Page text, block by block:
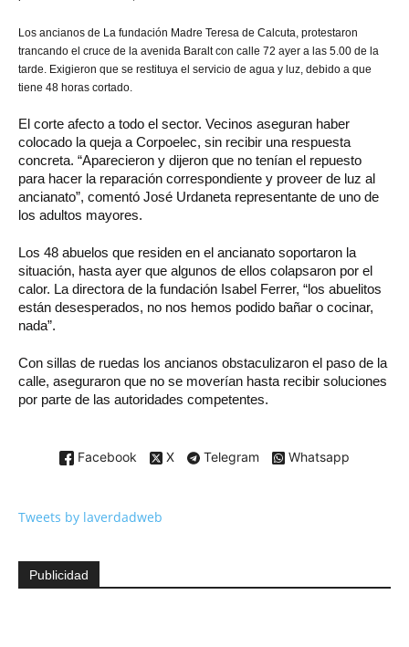
Los ancianos de La fundación Madre Teresa de Calcuta, protestaron
trancando el cruce de la avenida Baralt con calle 72 ayer a las 5.00 de la
tarde. Exigieron que se restituya el servicio de agua y luz, debido a que
tiene 48 horas cortado.
El corte afecto a todo el sector. Vecinos aseguran haber
colocado la queja a Corpoelec, sin recibir una respuesta
concreta. “Aparecieron y dijeron que no tenían el repuesto
para hacer la reparación correspondiente y proveer de luz al
ancianato”, comentó José Urdaneta representante de uno de
los adultos mayores.
Los 48 abuelos que residen en el ancianato soportaron la
situación, hasta ayer que algunos de ellos colapsaron por el
calor. La directora de la fundación Isabel Ferrer, “los abuelitos
están desesperados, no nos hemos podido bañar o cocinar,
nada”.
Con sillas de ruedas los ancianos obstaculizaron el paso de la
calle, aseguraron que no se moverían hasta recibir soluciones
por parte de las autoridades competentes.
Facebook X Telegram Whatsapp
Tweets by laverdadweb
Publicidad